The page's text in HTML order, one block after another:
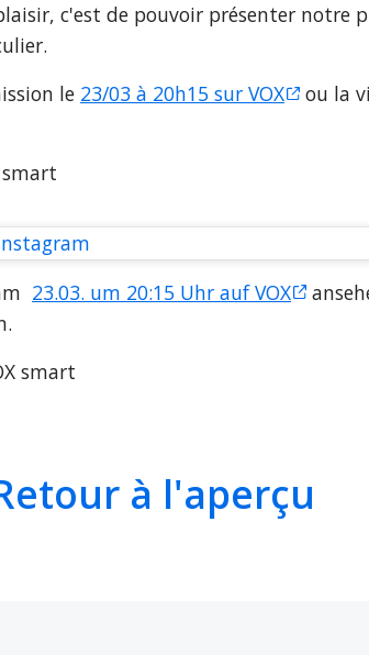
c'est de pouvoir présenter notre
le 23/03 à 20h15 sur VOX
ou la
smart
23.03. um 20:15 Uhr auf VOX
smart
à l'aperçu